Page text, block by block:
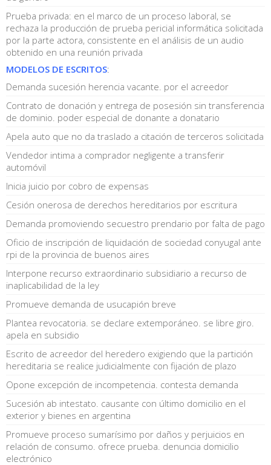
Prueba privada: en el marco de un proceso laboral, se
rechaza la producción de prueba pericial informática solicitada
por la parte actora, consistente en el análisis de un audio
obtenido en una reunión privada
MODELOS DE ESCRITOS:
Demanda sucesión herencia vacante. por el acreedor
Contrato de donación y entrega de posesión sin transferencia
de dominio. poder especial de donante a donatario
Apela auto que no da traslado a citación de terceros solicitada
Vendedor intima a comprador negligente a transferir
automóvil
Inicia juicio por cobro de expensas
Cesión onerosa de derechos hereditarios por escritura
Demanda promoviendo secuestro prendario por falta de pago
Oficio de inscripción de liquidación de sociedad conyugal ante
rpi de la provincia de buenos aires
Interpone recurso extraordinario subsidiario a recurso de
inaplicabilidad de la ley
Promueve demanda de usucapión breve
Plantea revocatoria. se declare extemporáneo. se libre giro.
apela en subsidio
Escrito de acreedor del heredero exigiendo que la partición
hereditaria se realice judicialmente con fijación de plazo
Opone excepción de incompetencia. contesta demanda
Sucesión ab intestato. causante con último domicilio en el
exterior y bienes en argentina
Promueve proceso sumarísimo por daños y perjuicios en
relación de consumo. ofrece prueba. denuncia domicilio
electrónico